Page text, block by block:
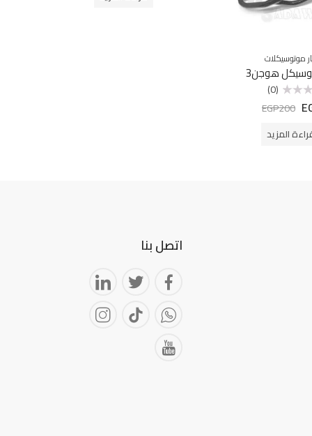
موتوسيكلات
هوجن3
(0)
EGP200
المزيد
اتصل بنا